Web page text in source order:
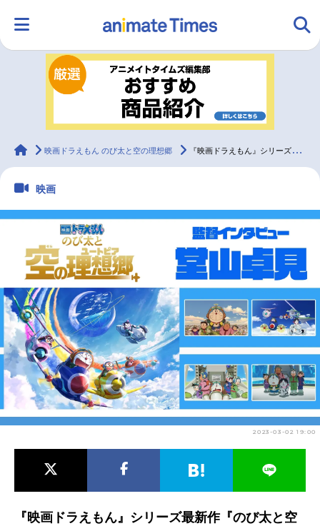
ランキング アニメ
ラジオ
2.5次元 配信・Vtuber トレンド 無料マンガ
最新記事一覧
アニメ記事一覧 声優記事一覧
アニメ映画一覧
今期アニメ曜日別一覧
春アニメ
男性声優/女性声優一覧
animateTimes
映画ドラえもん のび太と空の理想郷 『映画ドラえもん』シリーズ最新作、理想郷を舞台にのび太たちがたどり着いた「らしさ」とは？／監督インタビュー
映画
2023-03-02 19:00
『映画ドラえもん』シリーズ最新作『のび太と空